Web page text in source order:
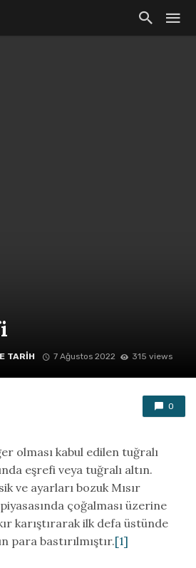
TARIH 7 Ağustos 2022 315 views
0
olması kabul edilen tuğralı
eşrefi veya tuğralı altın.
ve ayarları bozuk Mısır
çoğalması üzerine
karıştırarak ilk defa üstünde
para bastırılmıştır.[1]